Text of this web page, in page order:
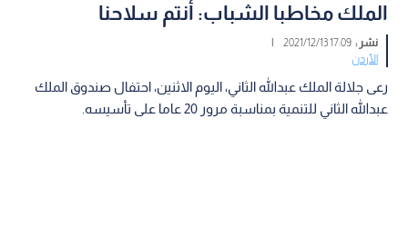
الملك مخاطبا الشباب: أنتم سلاحنا
نشر :17:09 2021/12/13
|
الأردن
رعى جلالة الملك عبدالله الثاني، اليوم الاثنين، احتفال صندوق الملك
عبدالله الثاني للتنمية بمناسبة مرور 20 عاما على تأسيسه.